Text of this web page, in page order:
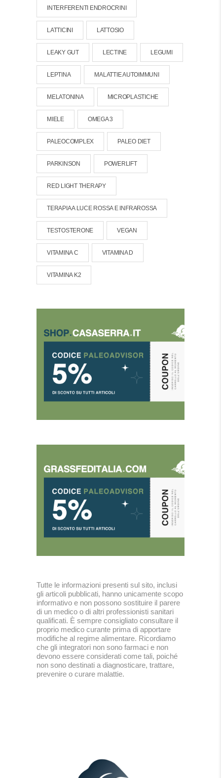
INTERFERENTI ENDROCRINI
LATTICINI LATTOSIO
LEAKY GUT LECTINE LEGUMI
LEPTINA MALATTIE AUTOIMMUNI
MELATONINA MICROPLASTICHE
MIELE OMEGA 3
PALEOCOMPLEX PALEO DIET
PARKINSON POWERLIFT
RED LIGHT THERAPY
TERAPIA A LUCE ROSSA E INFRAROSSA
TESTOSTERONE VEGAN
VITAMINA C VITAMINA D
VITAMINA K2
Tutte le informazioni presenti sul sito, inclusi
gli articoli pubblicati, hanno unicamente scopo
informativo e non possono sostituire il parere
di un medico o di altri professionisti sanitari
qualificati. È sempre consigliato consultare il
proprio medico curante prima di apportare
modifiche al regime alimentare. Ricordiamo
che gli integratori non sono farmaci e non
devono essere considerati come tali, poiché
non sono destinati a diagnosticare, trattare,
prevenire o curare malattie.